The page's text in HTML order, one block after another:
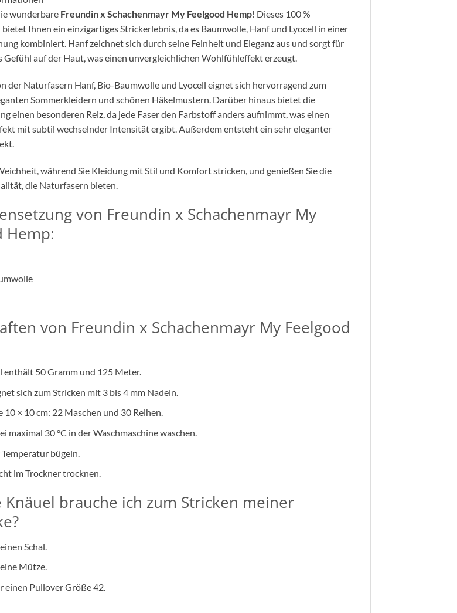
wunderbare Freundin x Schachenmayr My Feelgood Hemp! Dieses 100 %
Ihnen ein einzigartiges Strickerlebnis, da es Baumwolle, Hanf und Lyocell in einer
kombiniert. Hanf zeichnet sich durch seine Feinheit und Eleganz aus und sorgt für
Gefühl auf der Haut, was einen unvergleichlichen Wohlfühleffekt erzeugt.
der Naturfasern Hanf, Bio-Baumwolle und Lyocell eignet sich hervorragend zum
Sommerkleidern und schönen Häkelmustern. Darüber hinaus bietet die
einen besonderen Reiz, da jede Faser den Farbstoff anders aufnimmt, was einen
mit subtil wechselnder Intensität ergibt. Außerdem entsteht ein sehr eleganter
während Sie Kleidung mit Stil und Komfort stricken, und genießen Sie die
die Naturfasern bieten.
von Freundin x Schachenmayr My
Hemp:
von Freundin x Schachenmayr My Feelgood
enthält 50 Gramm und 125 Meter.
sich zum Stricken mit 3 bis 4 mm Nadeln.
× 10 cm: 22 Maschen und 30 Reihen.
maximal 30 ºC in der Waschmaschine waschen.
bügeln.
im Trockner trocknen.
Knäuel brauche ich zum Stricken meiner
Schal.
Mütze.
einen Pullover Größe 42.